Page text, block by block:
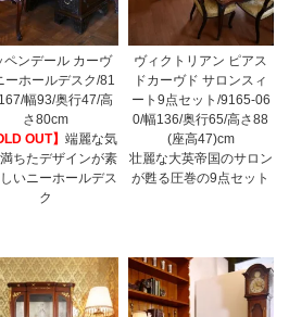
ペンデール カーヴ
ーホールデスク/81
幅93/奥行47/高
さ80cm
OUT】端麗な気
ちたデザインが素
いニーホールデス
ク
ヴィクトリアン ピアス
ドカーヴド サロンスィ
ート9点セット/9165-06
0/幅136/奥行65/高さ88
(座高47)cm
壮麗な大英帝国のサロン
が甦る圧巻の9点セット